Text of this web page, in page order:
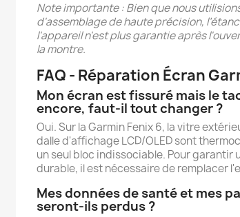
Note importante : Bien que nous
d'assemblage de haute précision,
l'appareil n'est plus garantie après
la montre.
FAQ - Réparation Écran
Mon écran est fissuré mais le
encore, faut-il tout changer ?
Oui. Sur la Garmin Fenix 6, la vitre
dalle d'affichage LCD/OLED sont
un seul bloc indissociable. Pour garantir
durable, il est nécessaire de remplacer
Mes données de santé et mes
seront-ils perdus ?